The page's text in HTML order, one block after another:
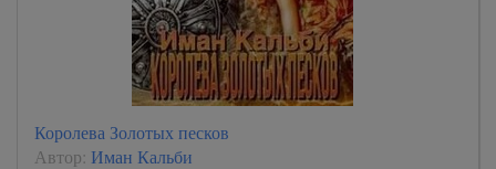
Королева Золотых песков
Автор: Иман Кальби